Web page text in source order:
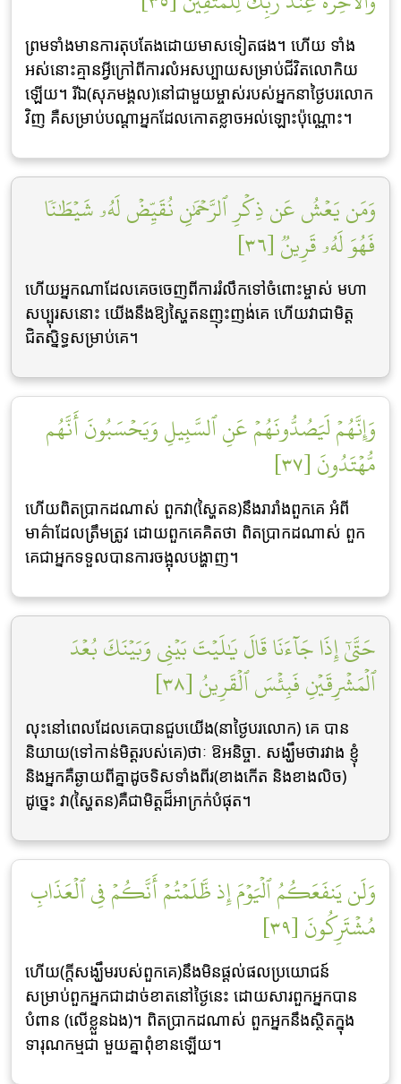
ព្រមទាំងមានការតុបតែងដោយមាសទៀតផង។ ហើយ ទាំង
អស់នោះគ្មានអ្វីក្រៅពីការលំអសប្បាយសម្រាប់ជីវិតលោកិយ
ឡើយ។ រីឯ(សុភមង្គល)នៅជាមួយម្ចាស់របស់អ្នកនាថ្ងៃបរលោក
វិញ គឺសម្រាប់បណ្ដាអ្នកដែលកោតខ្លាចអល់ឡោះប៉ុណ្ណោះ។
وَمَن يَعۡشُ عَن ذِكۡرِ ٱلرَّحۡمَٰنِ نُقَيِّضۡ لَهُۥ شَيۡطَٰنٗا
فَهُوَ لَهُۥ قَرِينٞ [٣٦]
ហើយអ្នកណាដែលគេចចេញពីការរំលឹកទៅចំពោះម្ចាស់ មហា
សប្បុរសនោះ យើងនឹងឱ្យស្ហៃតនញុះញង់គេ ហើយវាជាមិត្ដ
ជិតស្និទ្ធសម្រាប់គេ។
وَإِنَّهُمۡ لَيَصُدُّونَهُمۡ عَنِ ٱلسَّبِيلِ وَيَحۡسَبُونَ أَنَّهُم
مُّهۡتَدُونَ [٣٧]
ហើយពិតប្រាកដណាស់ ពួកវា(ស្ហៃតន)នឹងរារាំងពួកគេ អំពី
មាគ៌ាដែលត្រឹមត្រូវ ដោយពួកគេគិតថា ពិតប្រាកដណាស់ ពួក
គេជាអ្នកទទួលបានការចង្អុលបង្ហាញ។
حَتَّىٰٓ إِذَا جَآءَنَا قَالَ يَٰلَيۡتَ بَيۡنِي وَبَيۡنَكَ بُعۡدَ
ٱلۡمَشۡرِقَيۡنِ فَبِئۡسَ ٱلۡقَرِينُ [٣٨]
លុះនៅពេលដែលគេបានជួបយើង(នាថ្ងៃបរលោក) គេ បាន
និយាយ(ទៅកាន់មិត្ដរបស់គេ)ថាៈ ឱអនិច្ចា. សង្ឃឹមថារវាង ខ្ញុំ
និងអ្នកគឺឆ្ងាយពីគ្នាដូចទិសទាំងពីរ(ខាងកើត និងខាងលិច)
ដូចេ្នះ វា(ស្ហៃតន)គឺជាមិត្ដដ៏អាក្រក់បំផុត។
وَلَن يَنفَعَكُمُ ٱلۡيَوۡمَ إِذ ظَّلَمۡتُمۡ أَنَّكُمۡ فِي ٱلۡعَذَابِ
مُشۡتَرِكُونَ [٣٩]
ហើយ(ក្ដីសង្ឃឹមរបស់ពួកគេ)នឹងមិនផ្ដល់ផលប្រយោជន៍
សម្រាប់ពួកអ្នកជាដាច់ខាតនៅថ្ងៃនេះ ដោយសារពួកអ្នកបាន
បំពាន (លើខ្លួនឯង)។ ពិតប្រាកដណាស់ ពួកអ្នកនឹងស្ថិតក្នុង
ទារុណកម្មជា មួយគ្នាពុំខានឡើយ។